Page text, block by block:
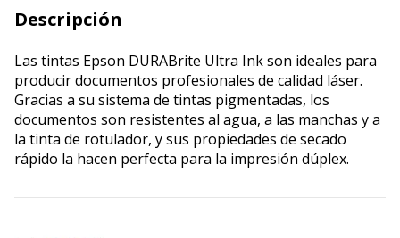
Descripción
Las tintas Epson DURABrite Ultra Ink son ideales para
producir documentos profesionales de calidad láser.
Gracias a su sistema de tintas pigmentadas, los
documentos son resistentes al agua, a las manchas y a
la tinta de rotulador, y sus propiedades de secado
rápido la hacen perfecta para la impresión dúplex.